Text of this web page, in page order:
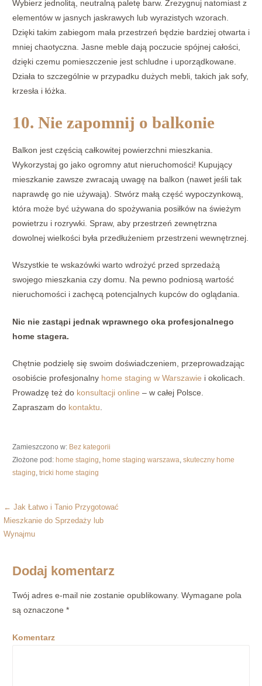
Wybierz jednolitą, neutralną paletę barw. Zrezygnuj natomiast z
elementów w jasnych jaskrawych lub wyrazistych wzorach.
Dzięki takim zabiegom mała przestrzeń będzie bardziej otwarta i
mniej chaotyczna. Jasne meble dają poczucie spójnej całości,
dzięki czemu pomieszczenie jest schludne i uporządkowane.
Działa to szczególnie w przypadku dużych mebli, takich jak sofy,
krzesła i łóżka.
10. Nie zapomnij o balkonie
Balkon jest częścią całkowitej powierzchni mieszkania.
Wykorzystaj go jako ogromny atut nieruchomości! Kupujący
mieszkanie zawsze zwracają uwagę na balkon (nawet jeśli tak
naprawdę go nie używają). Stwórz małą część wypoczynkową,
która może być używana do spożywania posiłków na świeżym
powietrzu i rozrywki. Spraw, aby przestrzeń zewnętrzna
dowolnej wielkości była przedłużeniem przestrzeni wewnętrznej.
Wszystkie te wskazówki warto wdrożyć przed sprzedażą
swojego mieszkania czy domu. Na pewno podniosą wartość
nieruchomości i zachęcą potencjalnych kupców do oglądania.
Nic nie zastąpi jednak wprawnego oka profesjonalnego
home stagera.
Chętnie podzielę się swoim doświadczeniem, przeprowadzając
osobiście profesjonalny home staging w Warszawie i okolicach.
Prowadzę też do konsultacji online – w całej Polsce.
Zapraszam do kontaktu.
Zamieszczono w: Bez kategorii
Złożone pod: home staging home staging warszawa skuteczny home
staging tricki home staging
N
a
← Jak Łatwo i Tanio Przygotować
Mieszkanie do Sprzedaży lub
Wynajmu
Dodaj komentarz
Twój adres e-mail nie zostanie opublikowany. Wymagane pola
są oznaczone *
Komentarz